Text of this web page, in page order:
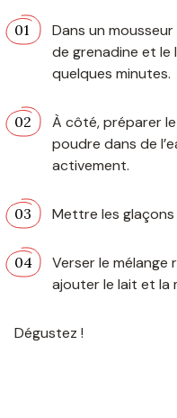
Dans un
de grenadine et le
quelques minutes.
À côté, préparer
poudre dans de
activement.
Mettre les
Verser le mélange
ajouter le lait et la
Dégustez !